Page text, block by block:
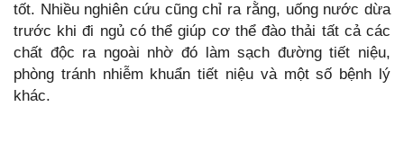
tốt. Nhiều nghiên cứu cũng chỉ ra rằng, uống nước dừa
trước khi đi ngủ có thể giúp cơ thể đào thải tất cả các
chất độc ra ngoài nhờ đó làm sạch đường tiết niệu,
phòng tránh nhiễm khuẩn tiết niệu và một số bệnh lý
khác.